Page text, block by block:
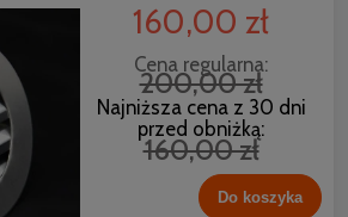
160,00 zł
Cena regularna:
200,00 zł
Najniższa cena z 30 dni
przed obniżką:
160,00 zł
Do koszyka